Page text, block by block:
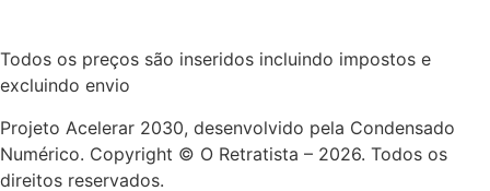
Todos os preços são inseridos incluindo impostos e
excluindo envio
Projeto Acelerar 2030, desenvolvido pela Condensado
Numérico. Copyright © O Retratista – 2026. Todos os
direitos reservados.